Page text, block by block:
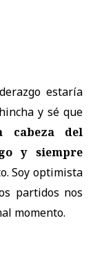
estaría
y sé que
cabeza del
y siempre
Soy optimista
partidos nos
momento.